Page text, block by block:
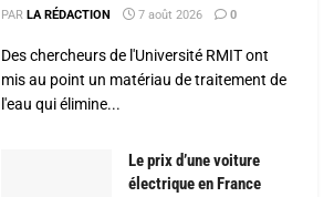
PAR LA RÉDACTION 7 août 2026 0
Des chercheurs de l'Université RMIT ont
mis au point un matériau de traitement de
l'eau qui élimine...
Le prix d’une voiture
électrique en France